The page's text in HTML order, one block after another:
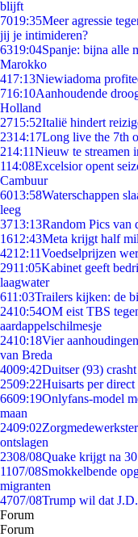
blijft
7019:35Meer agressie
jij je intimideren?
6319:04Spanje: bijna alle
Marokko
417:13Niewiadoma
716:10Aanhoudende
Holland
2715:52Italië hindert
2314:17Long live the 7th
214:11Nieuw te streamen
114:08Excelsior opent
Cambuur
6013:58Waterschappen
leeg
3713:13Random Pics van
1612:43Meta krijgt half
4212:11Voedselprijzen
2911:05Kabinet geeft
laagwater
611:03Trailers kijken: de
2410:54OM eist TBS
aardappelschilmesje
2410:18Vier
van Breda
4009:42Duitser (93)
2509:22Huisarts per
6609:19Onlyfans-model
maan
2409:02
ontslagen
2308/08Quake krijgt na
1107/08Smokkelbende
migranten
4707/08Trump wil dat
Forum
Forum